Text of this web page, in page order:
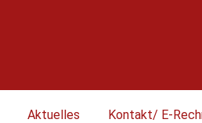
Aktuelles Kontakt/ E-